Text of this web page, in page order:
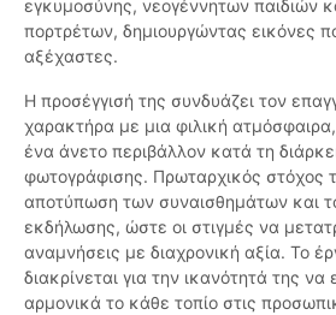
εγκυμοσύνης, νεογέννητων παιδιών
πορτρέτων, δημιουργώντας εικόνες
αξέχαστες.
Η προσέγγισή της συνδυάζει τον
χαρακτήρα με μια φιλική
ένα άνετο περιβάλλον κατά τη
φωτογράφισης. Πρωταρχικός στόχος
αποτύπωση των συναισθημάτων και
εκδήλωσης, ώστε οι στιγμές να
αναμνήσεις με διαχρονική αξία. Το
διακρίνεται για την ικανότητά της να
αρμονικά το κάθε τοπίο στις